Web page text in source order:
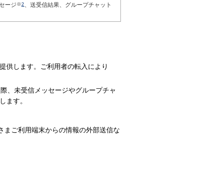
ージ※2、送受信結果、グループチャット
供します。ご利用者の転入により
、未受信メッセージやグループチャ
ます。
まご利用端末からの情報の外部送信な